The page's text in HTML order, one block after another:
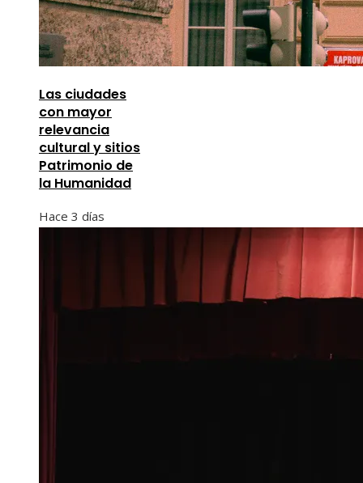
Las ciudades
con mayor
relevancia
cultural y sitios
Patrimonio de
la Humanidad
Hace 3 días